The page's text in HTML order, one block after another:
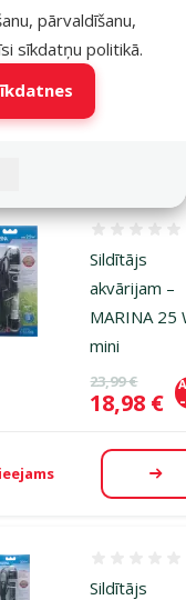
pārvaldīšanu,
sīkdatņu politikā.
stump, 25
Oriģinālā
24,99 €
Cena
12,48 €
Sildītājs
akvārijam –
MARINA 25
mini
Oriģinālā
23,99 €
Cena
18,98 €
Sildītājs